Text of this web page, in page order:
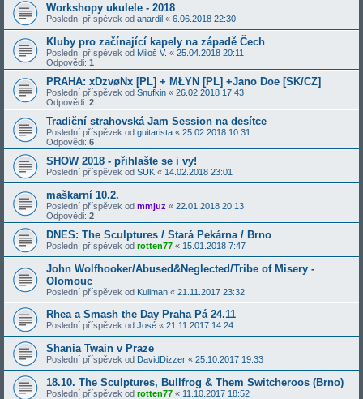
Workshopy ukulele - 2018
Poslední příspěvek od anardil « 6.06.2018 22:30
Kluby pro začínající kapely na západě Čech
Poslední příspěvek od Miloš V. « 25.04.2018 20:11
Odpovědi: 1
PRAHA: xDzvøNx [PL] + MŁYN [PL] +Jano Doe [SK/CZ]
Poslední příspěvek od Snufkin « 26.02.2018 17:43
Odpovědi: 2
Tradiční strahovská Jam Session na desítce
Poslední příspěvek od guitarista « 25.02.2018 10:31
Odpovědi: 6
SHOW 2018 - přihlašte se i vy!
Poslední příspěvek od SUK « 14.02.2018 23:01
maškarní 10.2.
Poslední příspěvek od mmjuz « 22.01.2018 20:13
Odpovědi: 2
DNES: The Sculptures / Stará Pekárna / Brno
Poslední příspěvek od rotten77 « 15.01.2018 7:47
John Wolfhooker/Abused&Neglected/Tribe of Misery -
Olomouc
Poslední příspěvek od Kuliman « 21.11.2017 23:32
Rhea a Smash the Day Praha Pá 24.11
Poslední příspěvek od José « 21.11.2017 14:24
Shania Twain v Praze
Poslední příspěvek od DavidDizzer « 25.10.2017 19:33
18.10. The Sculptures, Bullfrog & Them Switcheroos (Brno)
Poslední příspěvek od rotten77 « 11.10.2017 18:52